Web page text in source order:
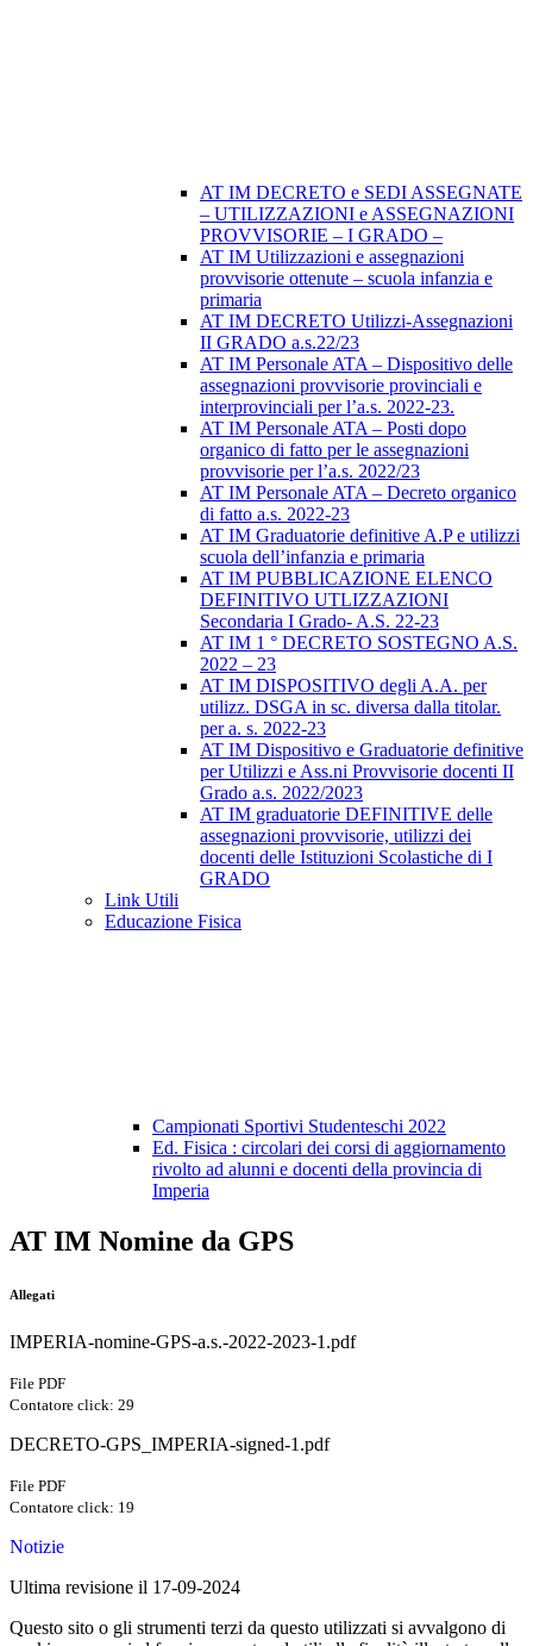
AT IM DECRETO e SEDI ASSEGNATE
– UTILIZZAZIONI e ASSEGNAZIONI
PROVVISORIE – I GRADO –
AT IM Utilizzazioni e assegnazioni
provvisorie ottenute – scuola infanzia e
primaria
AT IM DECRETO Utilizzi-Assegnazioni
II GRADO a.s.22/23
AT IM Personale ATA – Dispositivo delle
assegnazioni provvisorie provinciali e
interprovinciali per l’a.s. 2022-23.
AT IM Personale ATA – Posti dopo
organico di fatto per le assegnazioni
provvisorie per l’a.s. 2022/23
AT IM Personale ATA – Decreto organico
di fatto a.s. 2022-23
AT IM Graduatorie definitive A.P e utilizzi
scuola dell’infanzia e primaria
AT IM PUBBLICAZIONE ELENCO
DEFINITIVO UTLIZZAZIONI
Secondaria I Grado- A.S. 22-23
AT IM 1 ° DECRETO SOSTEGNO A.S.
2022 – 23
AT IM DISPOSITIVO degli A.A. per
utilizz. DSGA in sc. diversa dalla titolar.
per a. s. 2022-23
AT IM Dispositivo e Graduatorie definitive
per Utilizzi e Ass.ni Provvisorie docenti II
Grado a.s. 2022/2023
AT IM graduatorie DEFINITIVE delle
assegnazioni provvisorie, utilizzi dei
docenti delle Istituzioni Scolastiche di I
GRADO
Link Utili
Educazione Fisica
Campionati Sportivi Studenteschi 2022
Ed. Fisica : circolari dei corsi di aggiornamento
rivolto ad alunni e docenti della provincia di
Imperia
AT IM Nomine da GPS
Allegati
IMPERIA-nomine-GPS-a.s.-2022-2023-1.pdf
File PDF
Contatore click: 29
DECRETO-GPS_IMPERIA-signed-1.pdf
File PDF
Contatore click: 19
Notizie
Ultima revisione il 17-09-2024
Questo sito o gli strumenti terzi da questo utilizzati si avvalgono di